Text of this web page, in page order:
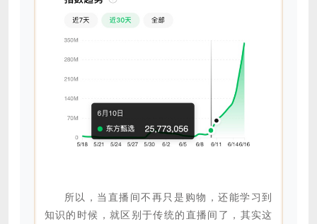
所以，当直播间不再只是购物，还能学习到
知识的时候，就区别于传统的直播间了，其实这